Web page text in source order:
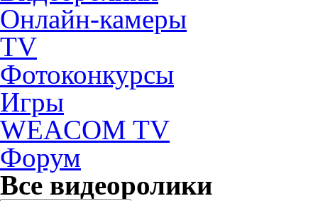
Онлайн-камеры
TV
Фотоконкурсы
Игры
WEACOM TV
Форум
Все видеоролики